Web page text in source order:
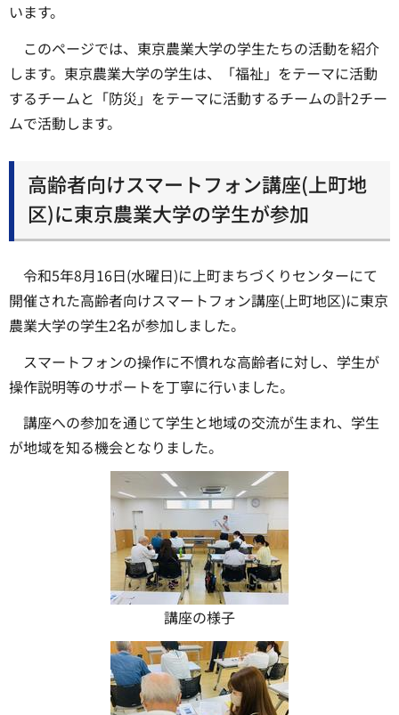
います。
このページでは、東京農業大学の学生たちの活動を紹介
します。東京農業大学の学生は、「福祉」をテーマに活動
するチームと「防災」をテーマに活動するチームの計2チー
ムで活動します。
高齢者向けスマートフォン講座(上町地
区)に東京農業大学の学生が参加
令和5年8月16日(水曜日)に上町まちづくりセンターにて
開催された高齢者向けスマートフォン講座(上町地区)に東京
農業大学の学生2名が参加しました。
スマートフォンの操作に不慣れな高齢者に対し、学生が
操作説明等のサポートを丁寧に行いました。
講座への参加を通じて学生と地域の交流が生まれ、学生
が地域を知る機会となりました。
講座の様子